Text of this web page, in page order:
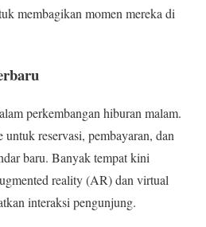
membagikan momen mereka di
perkembangan hiburan malam.
reservasi, pembayaran, dan
baru. Banyak tempat kini
reality (AR) dan virtual
interaksi pengunjung.